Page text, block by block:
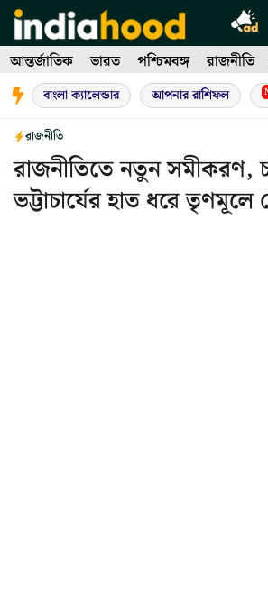
Skip
to
content
আন্তর্জাতিক ভারত পশ্চিমবঙ্গ রাজনীতি
বাংলা ক্যালেন্ডার আপনার রাশিফল
রাজনীতি
রাজনীতিতে নতুন সমীকরণ,
ভট্টাচার্যের হাত ধরে